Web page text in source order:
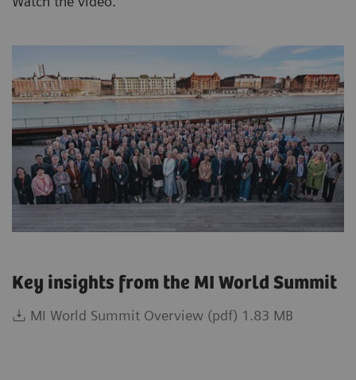
Key insights from the MI World Summit
MI World Summit Overview (pdf) 1.83 MB